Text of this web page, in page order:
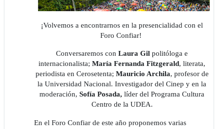
¡Volvemos a encontrarnos en la presencialidad con el
Foro Confiar!
Conversaremos con Laura Gil politóloga e
internacionalista; María Fernanda Fitzgerald, literata,
periodista en Cerosetenta; Mauricio Archila, profesor de
la Universidad Nacional. Investigador del Cinep y en la
moderación, Sofía Posada, líder del Programa Cultura
Centro de la UDEA.
En el Foro Confiar de este año proponemos varias